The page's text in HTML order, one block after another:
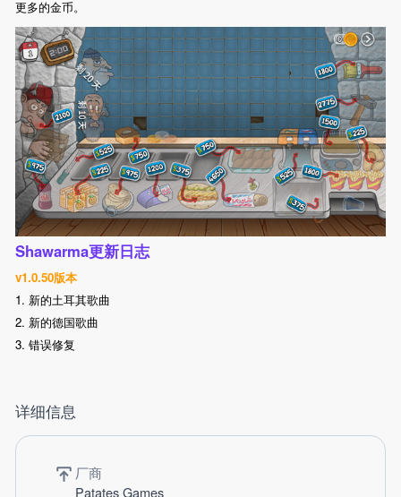
更多的金币。
Shawarma更新日志
v1.0.50版本
1. 新的土耳其歌曲
2. 新的德国歌曲
3. 错误修复
详细信息
厂商
Patates Games